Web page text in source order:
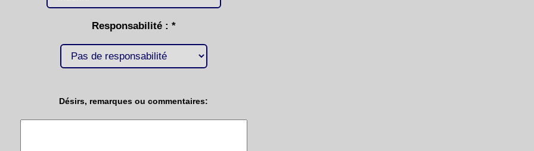
Responsabilité : *
Désirs, remarques ou commentaires: